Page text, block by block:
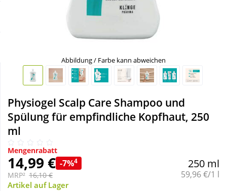
Natur & Homöopathie
Sanitätshaus
Sport & Fitness
Tierbedarf
Abbildung / Farbe kann abweichen
Physiogel Scalp Care Shampoo und
Spülung für empfindliche Kopfhaut, 250
ml
Mengenrabatt
14,99 € -7%4
MRP² 16,10 €
250 ml
Grundpreis:
59,96 €/1 l
Artikel auf Lager